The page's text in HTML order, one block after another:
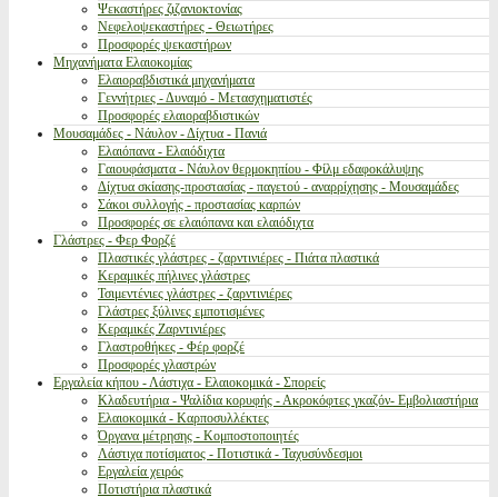
Ψεκαστήρες ζιζανιοκτονίας
Νεφελοψεκαστήρες - Θειωτήρες
Προσφορές ψεκαστήρων
Μηχανήματα Ελαιοκομίας
Ελαιοραβδιστικά μηχανήματα
Γεννήτριες - Δυναμό - Μετασχηματιστές
Προσφορές ελαιοραβδιστικών
Μουσαμάδες - Νάυλον - Δίχτυα - Πανιά
Ελαιόπανα - Ελαιόδιχτα
Γαιουφάσματα - Νάυλον θερμοκηπίου - Φίλμ εδαφοκάλυψης
Δίχτυα σκίασης-προστασίας - παγετού - αναρρίχησης - Μουσαμάδες
Σάκοι συλλογής - προστασίας καρπών
Προσφορές σε ελαιόπανα και ελαιόδιχτα
Γλάστρες - Φερ Φορζέ
Πλαστικές γλάστρες - ζαρντινιέρες - Πιάτα πλαστικά
Κεραμικές πήλινες γλάστρες
Τσιμεντένιες γλάστρες - ζαρντινιέρες
Γλάστρες ξύλινες εμποτισμένες
Κεραμικές Ζαρντινιέρες
Γλαστροθήκες - Φέρ φορζέ
Προσφορές γλαστρών
Εργαλεία κήπου - Λάστιχα - Ελαιοκομικά - Σπορείς
Κλαδευτήρια - Ψαλίδια κορυφής - Ακροκόφτες γκαζόν- Εμβολιαστήρια
Ελαιοκομικά - Καρποσυλλέκτες
Όργανα μέτρησης - Κομποστοποιητές
Λάστιχα ποτίσματος - Ποτιστικά - Ταχυσύνδεσμοι
Εργαλεία χειρός
Ποτιστήρια πλαστικά